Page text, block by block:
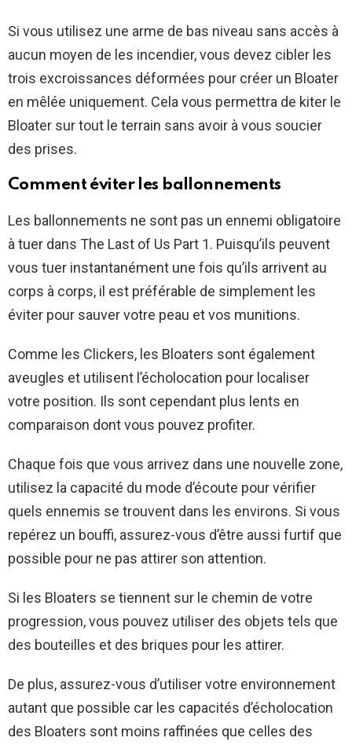
Si vous utilisez une arme de bas niveau sans accès à
aucun moyen de les incendier, vous devez cibler les
trois excroissances déformées pour créer un Bloater
en mêlée uniquement. Cela vous permettra de kiter le
Bloater sur tout le terrain sans avoir à vous soucier
des prises.
Comment éviter les ballonnements
Les ballonnements ne sont pas un ennemi obligatoire
à tuer dans The Last of Us Part 1. Puisqu’ils peuvent
vous tuer instantanément une fois qu’ils arrivent au
corps à corps, il est préférable de simplement les
éviter pour sauver votre peau et vos munitions.
Comme les Clickers, les Bloaters sont également
aveugles et utilisent l’écholocation pour localiser
votre position. Ils sont cependant plus lents en
comparaison dont vous pouvez profiter.
Chaque fois que vous arrivez dans une nouvelle zone,
utilisez la capacité du mode d’écoute pour vérifier
quels ennemis se trouvent dans les environs. Si vous
repérez un bouffi, assurez-vous d’être aussi furtif que
possible pour ne pas attirer son attention.
Si les Bloaters se tiennent sur le chemin de votre
progression, vous pouvez utiliser des objets tels que
des bouteilles et des briques pour les attirer.
De plus, assurez-vous d’utiliser votre environnement
autant que possible car les capacités d’écholocation
des Bloaters sont moins raffinées que celles des